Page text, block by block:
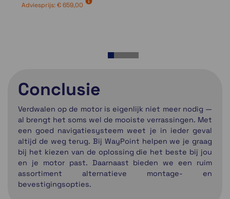
Adviesprijs:€ 659,00
1 2345
Conclusie
Verdwalen op de motor is eigenlijk niet meer nodig —
al brengt het soms wel de mooiste verrassingen. Met
een goed navigatiesysteem weet je in ieder geval
altijd de weg terug. Bij WayPoint helpen we je graag
bij het kiezen van de oplossing die het beste bij jou
en je motor past. Daarnaast bieden we een ruim
assortiment alternatieve montage- en
bevestigingsopties.